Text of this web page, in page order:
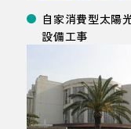
自家消費型太陽
設備工事